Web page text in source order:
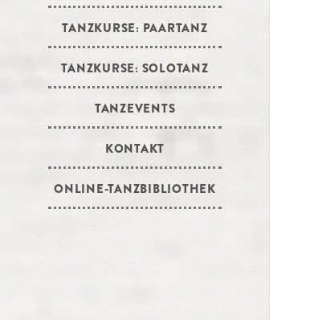
TANZKURSE: PAARTANZ
TANZKURSE: SOLOTANZ
TANZEVENTS
KONTAKT
ONLINE-TANZBIBLIOTHEK